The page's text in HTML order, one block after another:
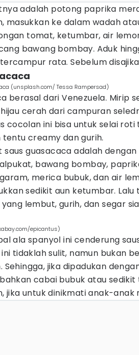
adalah potong paprika
masukkan ke dalam wadah
tomat, ketumbar, air
bawang bombay. Aduk
rata. Sebelum
(unsplash.com/ Tessa Rampersad)
berasal dari Venezuela. Mirip
cerah dari campuran
cocolan ini bisa untuk selai
tentu creamy dan gurih.
guasacaca adalah
bawang bombay,
merica bubuk, dan air
sedikit aun ketumbar. Lalu
yang lembut, gurih, dan segar
epicantus)
ala spanyol ini cenderung
tidaklah sulit, namun bukan
Sehingga, jika dipadukan
cabai bubuk atau sedikit
jika untuk dinikmati anak-anak